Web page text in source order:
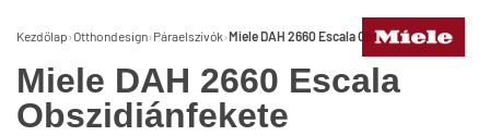
Kezdőlap›Otthondesign› Páraelszívók›Miele DAH 2660 Escala Obszidiánfekete
Miele DAH 2660 Escala
Obszidiánfekete